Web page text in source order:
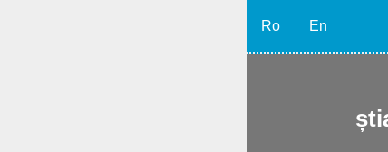
Ro En